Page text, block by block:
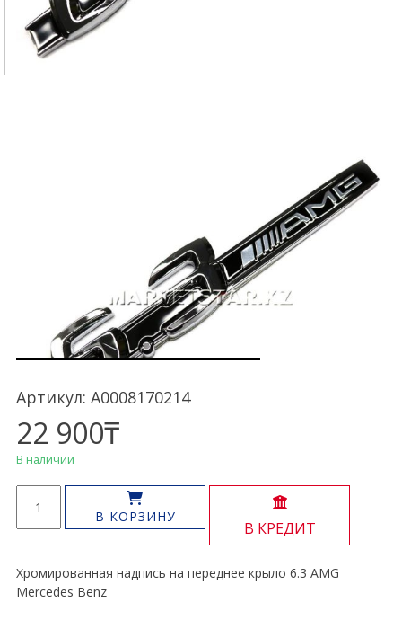
Артикул: A0008170214
22 900₸
В наличии
товара
Надпись
6.3
AMG
В КОРЗИНУ
В КРЕДИТ
Хромированная надпись на переднее крыло 6.3 AMG
Mercedes Benz